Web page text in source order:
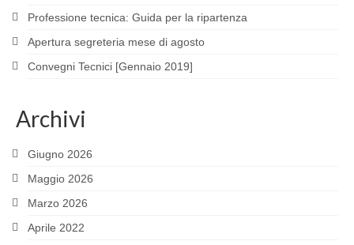
Professione tecnica: Guida per la ripartenza
Apertura segreteria mese di agosto
Convegni Tecnici [Gennaio 2019]
Archivi
Giugno 2026
Maggio 2026
Marzo 2026
Aprile 2022